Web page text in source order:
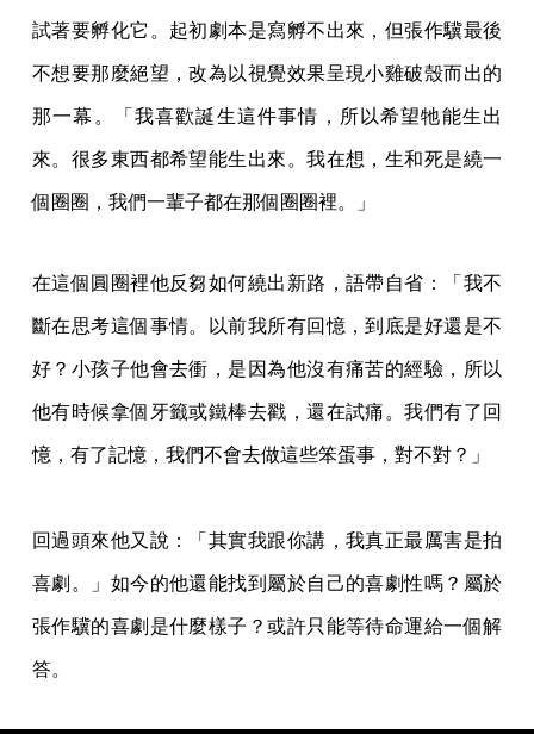
試著要孵化它。起初劇本是寫孵不出來，但張作驥最後
不想要那麼絕望，改為以視覺效果呈現小雞破殼而出的
那一幕。「我喜歡誕生這件事情，所以希望牠能生出
來。很多東西都希望能生出來。我在想，生和死是繞一
個圈圈，我們一輩子都在那個圈圈裡。」
在這個圓圈裡他反芻如何繞出新路，語帶自省：「我不
斷在思考這個事情。以前我所有回憶，到底是好還是不
好？小孩子他會去衝，是因為他沒有痛苦的經驗，所以
他有時候拿個牙籤或鐵棒去戳，還在試痛。我們有了回
憶，有了記憶，我們不會去做這些笨蛋事，對不對？」
回過頭來他又說：「其實我跟你講，我真正最厲害是拍
喜劇。」如今的他還能找到屬於自己的喜劇性嗎？屬於
張作驥的喜劇是什麼樣子？或許只能等待命運給一個解
答。